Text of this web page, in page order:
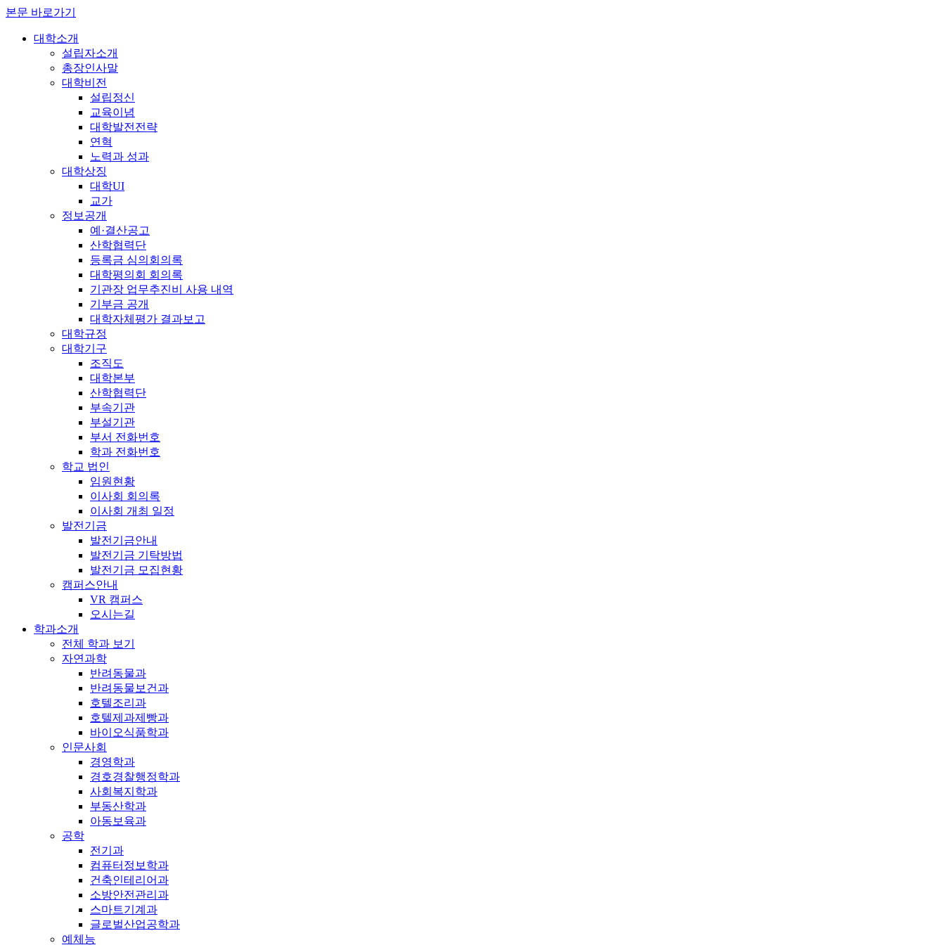
본문 바로가기
대학소개
설립자소개
총장인사말
대학비전
설립정신
교육이념
대학발전전략
연혁
노력과 성과
대학상징
대학UI
교가
정보공개
예·결산공고
산학협력단
등록금 심의회의록
대학평의회 회의록
기관장 업무추진비 사용 내역
기부금 공개
대학자체평가 결과보고
대학규정
대학기구
조직도
대학본부
산학협력단
부속기관
부설기관
부서 전화번호
학과 전화번호
학교 법인
임원현황
이사회 회의록
이사회 개최 일정
발전기금
발전기금안내
발전기금 기탁방법
발전기금 모집현황
캠퍼스안내
VR 캠퍼스
오시는길
학과소개
전체 학과 보기
자연과학
반려동물과
반려동물보건과
호텔조리과
호텔제과제빵과
바이오식품학과
인문사회
경영학과
경호경찰행정학과
사회복지학과
부동산학과
아동보육과
공학
전기과
컴퓨터정보학과
건축인테리어과
소방안전관리과
스마트기계과
글로벌산업공학과
예체능